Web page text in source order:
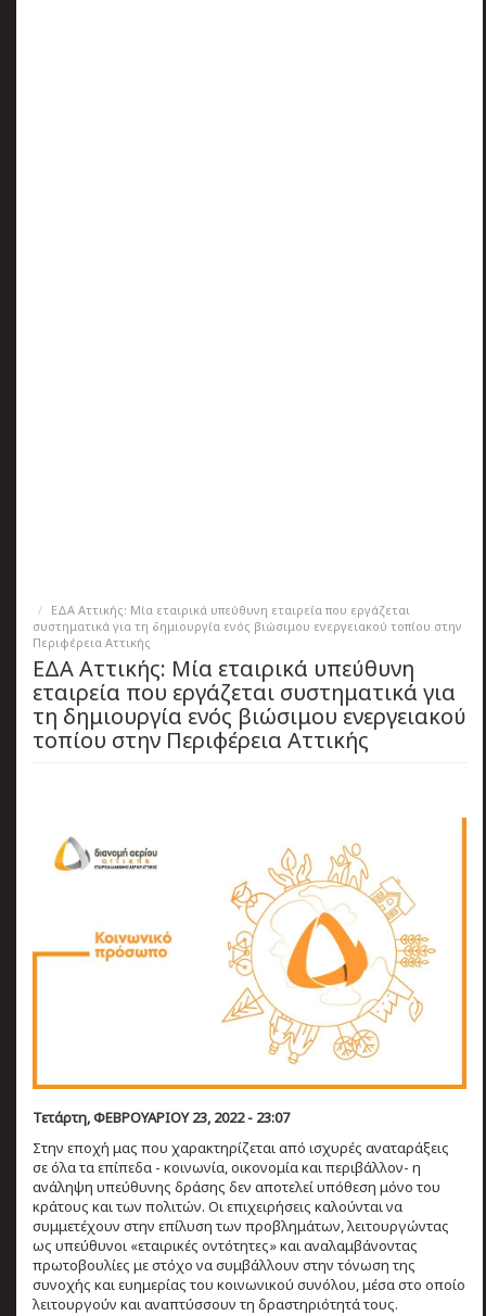
ΕΔΑ Αττικής: Μία εταιρικά υπεύθυνη εταιρεία που εργάζεται
συστηματικά για τη δημιουργία ενός βιώσιμου ενεργειακού τοπίου στην
Περιφέρεια Αττικής
ΕΔΑ Αττικής: Μία εταιρικά υπεύθυνη
εταιρεία που εργάζεται συστηματικά για
τη δημιουργία ενός βιώσιμου ενεργειακού
τοπίου στην Περιφέρεια Αττικής
Τετάρτη, ΦΕΒΡΟΥΑΡΙΟΥ 23, 2022 - 23:07
Στην εποχή μας που χαρακτηρίζεται από ισχυρές αναταράξεις
σε όλα τα επίπεδα - κοινωνία, οικονομία και περιβάλλον- η
ανάληψη υπεύθυνης δράσης δεν αποτελεί υπόθεση μόνο του
κράτους και των πολιτών. Οι επιχειρήσεις καλούνται να
συμμετέχουν στην επίλυση των προβλημάτων, λειτουργώντας
ως υπεύθυνοι «εταιρικές οντότητες» και αναλαμβάνοντας
πρωτοβουλίες με στόχο να συμβάλλουν στην τόνωση της
συνοχής και ευημερίας του κοινωνικού συνόλου, μέσα στο οποίο
λειτουργούν και αναπτύσσουν τη δραστηριότητά τους.